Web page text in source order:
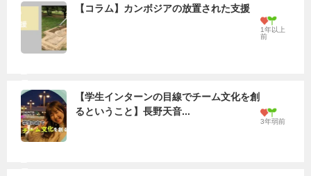
【コラム】カンボジアの放置された支援
1年以上
前
【学生インターンの目線でチーム文化を創
るということ】長野天音...
3年弱前